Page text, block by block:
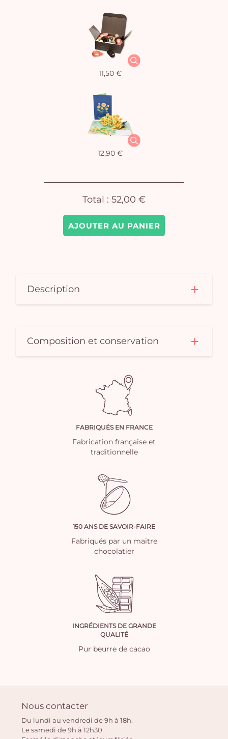
AJOUTER AU PANIER
11,50 €
12,90 €
Total : 52,00 €
Description
Composition et conservation
FABRIQUÉS EN FRANCE
Fabrication française et
traditionnelle
150 ANS DE SAVOIR-FAIRE
Fabriqués par un maitre
chocolatier
INGRÉDIENTS DE GRANDE
QUALITÉ
Pur beurre de cacao
Nous contacter
Du lundi au vendredi de 9h à 18h.
Le samedi de 9h à 12h30.